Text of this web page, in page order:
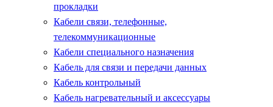
прокладки
Кабели связи, телефонные,
телекоммуникационные
Кабели специального назначения
Кабель для связи и передачи данных
Кабель контрольный
Кабель нагревательный и аксессуары